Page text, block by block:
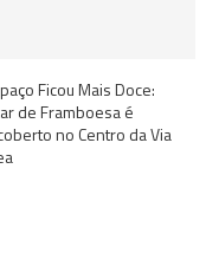
Ficou Mais Doce:
de Framboesa é
no Centro da Via